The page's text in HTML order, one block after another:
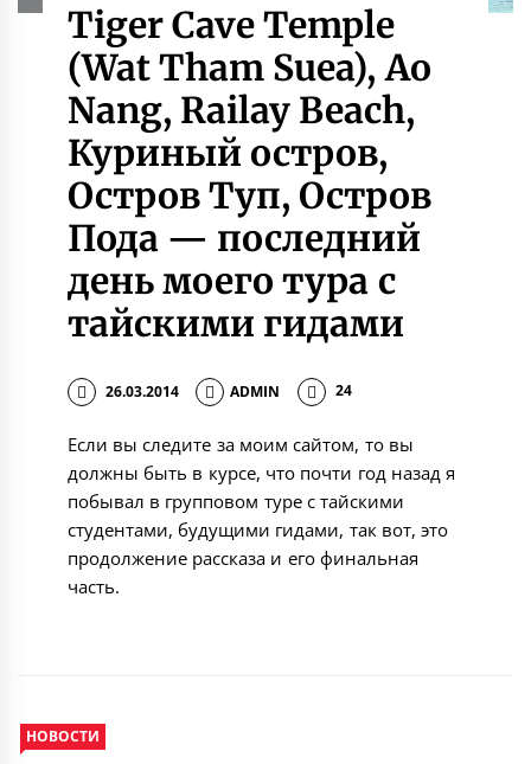
Tiger Cave Temple
(Wat Tham Suea), Ao
Nang, Railay Beach,
Куриный остров,
Остров Туп, Остров
Пода — последний
день моего тура с
тайскими гидами
26.03.2014 ADMIN 24
Если вы следите за моим сайтом, то вы
должны быть в курсе, что почти год назад я
побывал в групповом туре с тайскими
студентами, будущими гидами, так вот, это
продолжение рассказа и его финальная
часть.
НОВОСТИ